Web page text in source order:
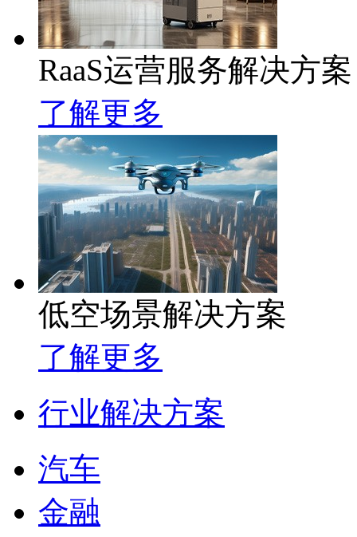
RaaS运营服务解决方案
了解更多
低空场景解决方案
了解更多
行业解决方案
汽车
金融